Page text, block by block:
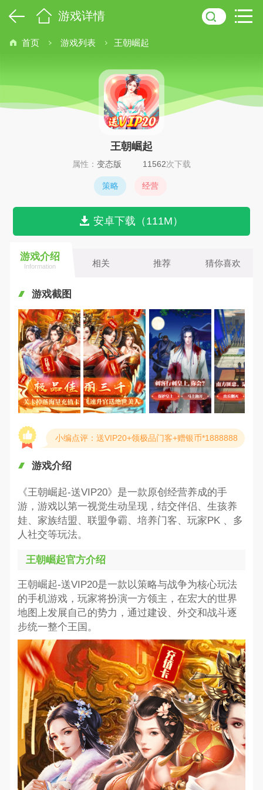
游戏详情
首页 游戏列表 王朝崛起
王朝崛起
属性： 变态版 11562次下载
策略 经营
安卓下载（111M）
游戏介绍
Information 相关 推荐 猜你喜欢
游戏截图
小编点评：送VIP20+领极品门客+赠银币*1888888
游戏介绍
《王朝崛起-送VIP20》是一款原创经营养成的手
游，游戏以第一视觉生动呈现，结交伴侣、生孩养
娃、家族结盟、联盟争霸、培养门客、玩家PK 、多
人社交等玩法。
王朝崛起官方介绍
王朝崛起-送VIP20是一款以策略与战争为核心玩法
的手机游戏，玩家将扮演一方领主，在宏大的世界
地图上发展自己的势力，通过建设、外交和战斗逐
步统一整个王国。